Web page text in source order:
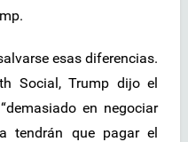
esas diferencias.
Social, Trump dijo el
en negociar
tendrán que pagar el